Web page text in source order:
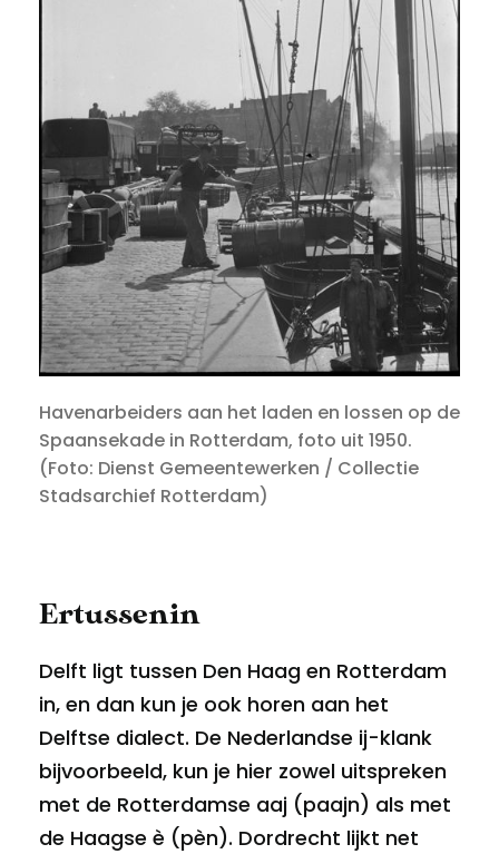
Havenarbeiders aan het laden en lossen op de
Spaansekade in Rotterdam, foto uit 1950.
(Foto: Dienst Gemeentewerken / Collectie
Stadsarchief Rotterdam)
Ertussenin
Delft ligt tussen Den Haag en Rotterdam
in, en dan kun je ook horen aan het
Delftse dialect. De Nederlandse ij-klank
bijvoorbeeld, kun je hier zowel uitspreken
met de Rotterdamse aaj (paajn) als met
de Haagse è (pèn). Dordrecht lijkt net